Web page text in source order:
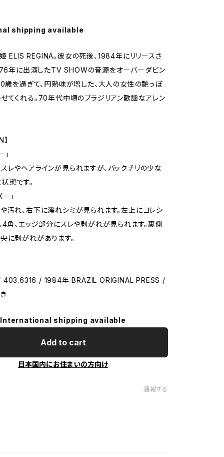
shipping available
ELIS REGINA。彼女の死後、1984年にリリースさ
年に出演したTV SHOWの音源をオーバーダビン
歳を過ぎて、円熟味が増した、大人の女性の艶っぽ
てくれる。70年代中頃のブラジリアン歌謡なアレン
」
レやヘアラインが見られますが、バックチリの少な
態です。
」
汚れ、右下に濡れシミが見られます。左上にヨレシ
4角、エッジ部分にスレや剥がれが見られます。裏側
に剥がれがあります。
403.6316 / 1984年 BRAZIL ORIGINAL PRESS /
International shipping available
Add to cart
日本国内にお住まいの方向け
通報する